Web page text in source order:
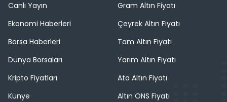
Canlı Yayın
Ekonomi Haberleri
Borsa Haberleri
Dünya Borsaları
Kripto Fiyatları
Künye
Gram Altın Fiyatı
Çeyrek Altın Fiyatı
Tam Altın Fiyatı
Yarım Altın Fiyatı
Ata Altın Fiyatı
Altın ONS Fiyatı